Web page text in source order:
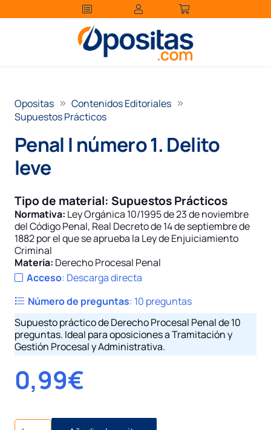
Opositas
Contenidos Editoriales
Supuestos Prácticos
Penal I número 1. Delito
leve
Tipo de material: Supuestos Prácticos
Normativa: Ley Orgánica 10/1995 de 23 de noviembre
del Código Penal, Real Decreto de 14 de septiembre de
1882 por el que se aprueba la Ley de Enjuiciamiento
Criminal
Materia: Derecho Procesal Penal
Acceso: Descarga directa
Número de preguntas: 10 preguntas
Supuesto práctico de Derecho Procesal Penal de 10
preguntas. Ideal para oposiciones a Tramitación y
Gestión Procesal y Administrativa.
0,99€
Penal